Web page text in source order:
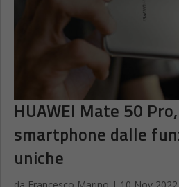
HUAWEI Mate 50
smartphone dalle
uniche